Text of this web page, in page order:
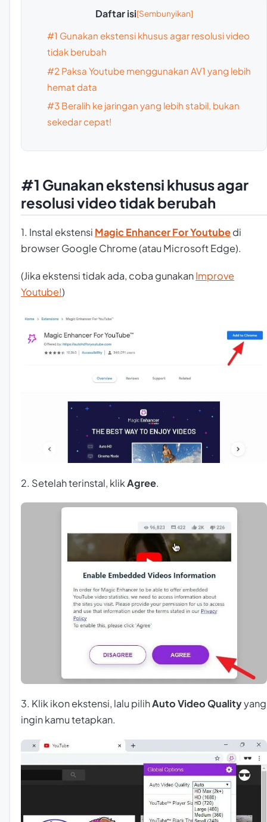
Daftar isi
#1 Gunakan ekstensi khusus agar resolusi video
tidak berubah
#2 Paksa Youtube menggunakan AV1 yang lebih
hemat data
#3 Beralih ke jaringan yang lebih stabil, bukan
sekedar cepat!
#1 Gunakan ekstensi khusus agar
resolusi video tidak berubah
1. Instal ekstensi Magic Enhancer For Youtubedi
browser Google Chrome (atau Microsoft Edge).
(Jika ekstensi tidak ada, coba gunakanImprove
Youtube!)
2. Setelah terinstal, klikAgree.
3. Klik ikon ekstensi, lalu pilihAuto Video Qualityyang
ingin kamu tetapkan.